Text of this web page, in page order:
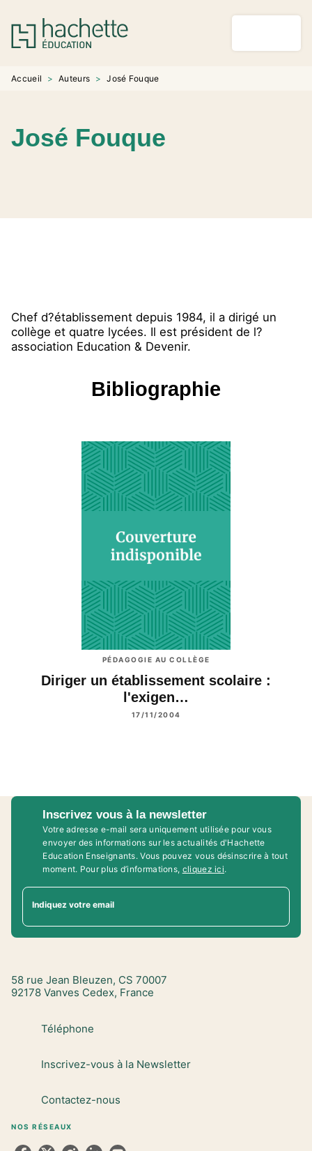
MENU RECHERCHE
PIED DE PAGE
Accueil > Auteurs > José Fouque
José Fouque
Chef d?établissement depuis 1984, il a dirigé un
collège et quatre lycées. Il est président de l?
association Education & Devenir.
Bibliographie
PÉDAGOGIE AU COLLÈGE
Diriger un établissement scolaire :
l'exigen…
17/11/2004
Inscrivez vous à la newsletter
Votre adresse e-mail sera uniquement utilisée pour vous
envoyer des informations sur les actualités d'Hachette
Education Enseignants. Vous pouvez vous désinscrire à tout
moment. Pour plus d’informations, cliquez ici.
Indiquez votre email
58 rue Jean Bleuzen, CS 70007
92178 Vanves Cedex, France
Téléphone
Inscrivez-vous à la Newsletter
Contactez-nous
NOS RÉSEAUX